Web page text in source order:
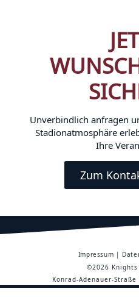
Unverbindlich anfragen
Stadionatmosphäre
Ihre
Zum
Impressum |
©2026 Knights
Konrad-Adenauer-